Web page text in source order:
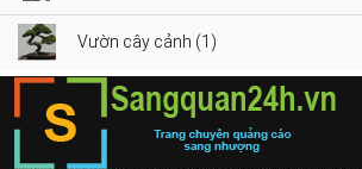
Vườn cây cảnh (1)